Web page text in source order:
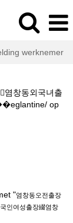
werknemer
창동외국녀출
op
"염창동오전출장
인여성출장綴염창